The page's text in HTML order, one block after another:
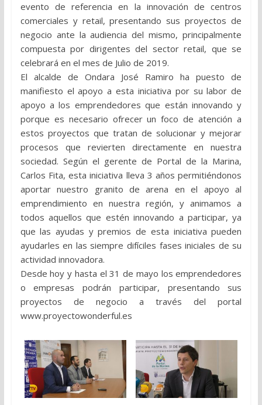
evento de referencia en la innovación de centros
comerciales y retail, presentando sus proyectos de
negocio ante la audiencia del mismo, principalmente
compuesta por dirigentes del sector retail, que se
celebrará en el mes de Julio de 2019.
El alcalde de Ondara José Ramiro ha puesto de
manifiesto el apoyo a esta iniciativa por su labor de
apoyo a los emprendedores que están innovando y
porque es necesario ofrecer un foco de atención a
estos proyectos que tratan de solucionar y mejorar
procesos que revierten directamente en nuestra
sociedad. Según el gerente de Portal de la Marina,
Carlos Fita, esta iniciativa lleva 3 años permitiéndonos
aportar nuestro granito de arena en el apoyo al
emprendimiento en nuestra región, y animamos a
todos aquellos que estén innovando a participar, ya
que las ayudas y premios de esta iniciativa pueden
ayudarles en las siempre difíciles fases iniciales de su
actividad innovadora.
Desde hoy y hasta el 31 de mayo los emprendedores
o empresas podrán participar, presentando sus
proyectos de negocio a través del portal
www.proyectowonderful.es